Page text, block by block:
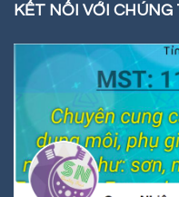
KẾT NỐI VỚI CHÚNG